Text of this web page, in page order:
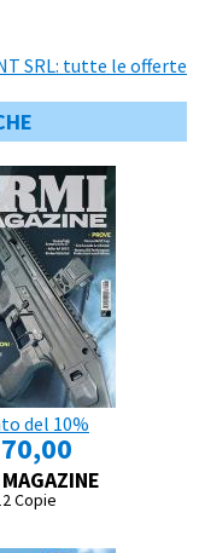
SRL: tutte le offerte
del 10%
Copie